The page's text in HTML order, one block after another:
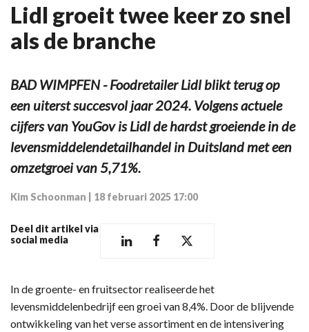
Lidl groeit twee keer zo snel
als de branche
BAD WIMPFEN - Foodretailer Lidl blikt terug op
een uiterst succesvol jaar 2024. Volgens actuele
cijfers van YouGov is Lidl de hardst groeiende in de
levensmiddelendetailhandel in Duitsland met een
omzetgroei van 5,71%.
Kim Schoonman 18 februari 2025 17:00
Deel dit artikel via
social media
In de groente- en fruitsector realiseerde het
levensmiddelenbedrijf een groei van 8,4%. Door de blijvende
ontwikkeling van het verse assortiment en de intensivering